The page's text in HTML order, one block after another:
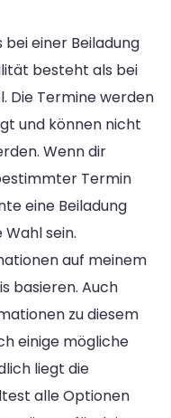
bei einer Beiladung
besteht als bei
Die Termine werden
und können nicht
Wenn dir
Termin
eine Beiladung
sein.
auf meinem
basieren. Auch
zu diesem
einige mögliche
liegt die
alle Optionen